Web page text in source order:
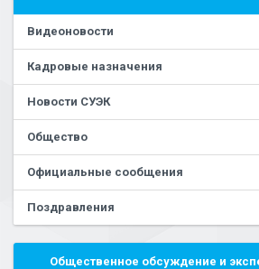
Видеоновости
Кадровые назначения
Новости СУЭК
Общество
Официальные сообщения
Поздравления
Общественное обсуждение и